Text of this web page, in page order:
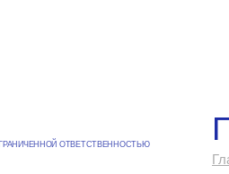
ОТВЕТСТВЕННОСТЬЮ